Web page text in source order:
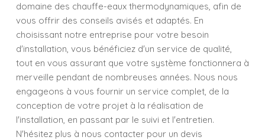
domaine des chauffe-eaux thermodynamiques, afin de
vous offrir des conseils avisés et adaptés. En
choisissant notre entreprise pour votre besoin
d'installation, vous bénéficiez d'un service de qualité,
tout en vous assurant que votre système fonctionnera à
merveille pendant de nombreuses années. Nous nous
engageons à vous fournir un service complet, de la
conception de votre projet à la réalisation de
l'installation, en passant par le suivi et l'entretien.
N'hésitez plus à nous contacter pour un devis